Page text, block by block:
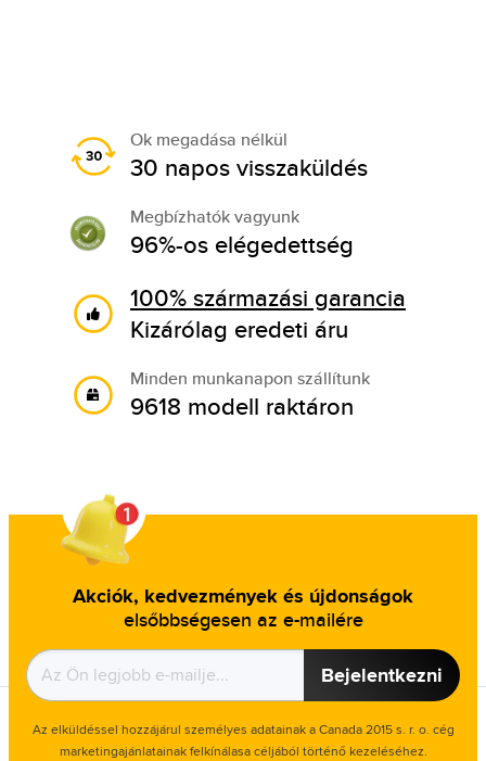
Ok megadása nélkül
30 napos visszaküldés
Megbízhatók vagyunk
96%-os elégedettség
100% származási garancia
Kizárólag eredeti áru
Minden munkanapon szállítunk
9618 modell raktáron
Akciók, kedvezmények és újdonságok
elsőbbségesen az e-mailére
Bejelentkezni
Az elküldéssel hozzájárul személyes adatainak a Canada 2015 s. r. o. cég
marketingajánlatainak felkínálasa céljából történő kezeléséhez.